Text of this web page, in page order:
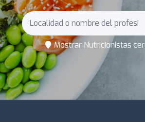
Mostrar Nutricionistas